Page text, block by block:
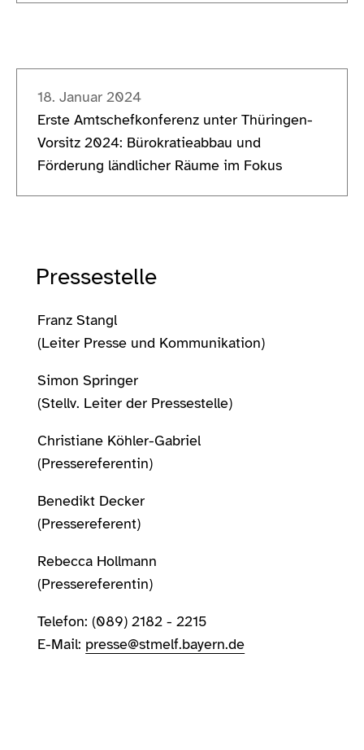
18. Januar 2024
Erste Amtschefkonferenz unter Thüringen-
Vorsitz 2024: Bürokratieabbau und
Förderung ländlicher Räume im Fokus
Pressestelle
Franz Stangl
(Leiter Presse und Kommunikation)
Simon Springer
(Stellv. Leiter der Pressestelle)
Christiane Köhler-Gabriel
(Pressereferentin)
Benedikt Decker
(Pressereferent)
Rebecca Hollmann
(Pressereferentin)
Telefon: (089) 2182 - 2215
E-Mail: presse@stmelf.bayern.de